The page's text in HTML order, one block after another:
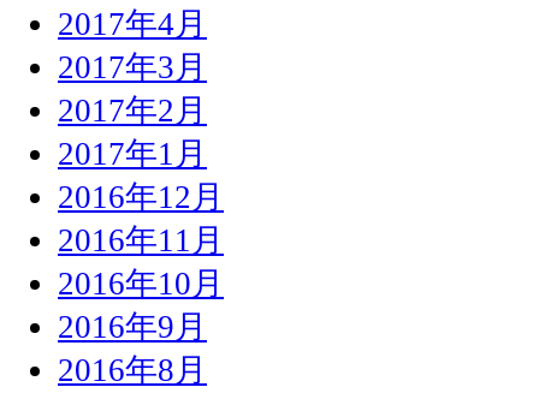
2017年4月
2017年3月
2017年2月
2017年1月
2016年12月
2016年11月
2016年10月
2016年9月
2016年8月